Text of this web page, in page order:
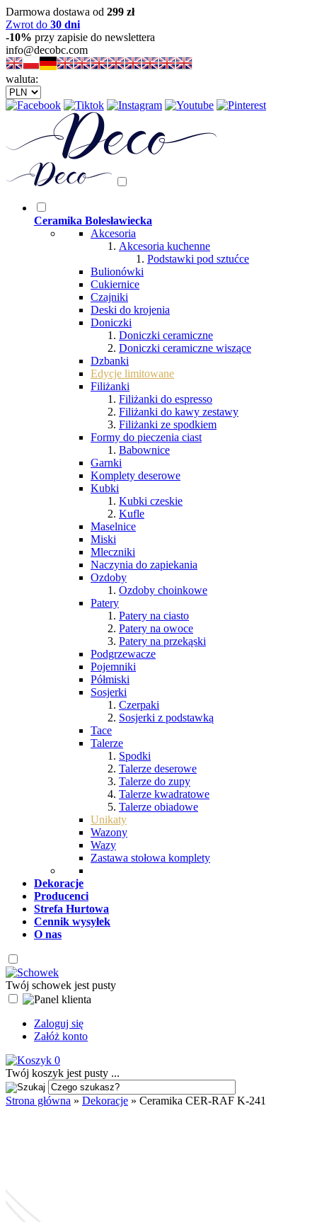
Darmowa dostawa od 299 zł
Zwrot do 30 dni
-10% przy zapisie do newslettera
info@decobc.com
waluta:
Ceramika Bolesławiecka
Akcesoria
Akcesoria kuchenne
Podstawki pod sztućce
Bulionówki
Cukiernice
Czajniki
Deski do krojenia
Doniczki
Doniczki ceramiczne
Doniczki ceramiczne wiszące
Dzbanki
Edycje limitowane
Filiżanki
Filiżanki do espresso
Filiżanki do kawy zestawy
Filiżanki ze spodkiem
Formy do pieczenia ciast
Babownice
Garnki
Komplety deserowe
Kubki
Kubki czeskie
Kufle
Maselnice
Miski
Mleczniki
Naczynia do zapiekania
Ozdoby
Ozdoby choinkowe
Patery
Patery na ciasto
Patery na owoce
Patery na przekąski
Podgrzewacze
Pojemniki
Półmiski
Sosjerki
Czerpaki
Sosjerki z podstawką
Tace
Talerze
Spodki
Talerze deserowe
Talerze do zupy
Talerze kwadratowe
Talerze obiadowe
Unikaty
Wazony
Wazy
Zastawa stołowa komplety
Dekoracje
Producenci
Strefa Hurtowa
Cennik wysyłek
O nas
Twój schowek jest pusty
Zaloguj się
Załóż konto
0
Twój koszyk jest pusty ...
Strona główna » Dekoracje » Ceramika CER-RAF K-241